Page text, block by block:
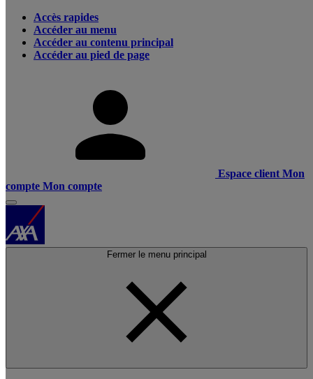
Accès rapides
Accéder au menu
Accéder au contenu principal
Accéder au pied de page
Espace client Mon
compte Mon compte
Fermer le menu principal